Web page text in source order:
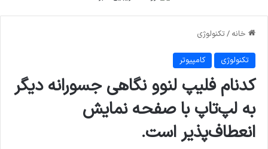
خانه / تکنولوژی
تکنولوژی کامپیوتر
کدنام فلیپ لنوو نگاهی جسورانه دیگر
به لپ‌تاپ با صفحه نمایش
انعطاف‌پذیر است.